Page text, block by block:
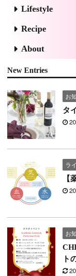
Lifestyle
Recipe
About
New Entries
お
タ
ラ
【
お
ト